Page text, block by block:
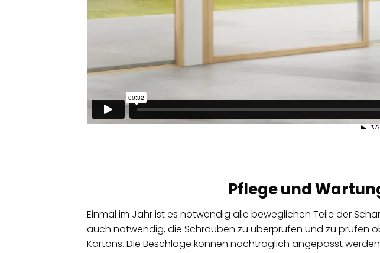
Pflege und
Einmal im Jahr ist es notwendig alle beweglichen Teile der
auch notwendig, die Schrauben zu überprüfen und zu prüfen
Kartons. Die Beschläge können nachträglich angepasst